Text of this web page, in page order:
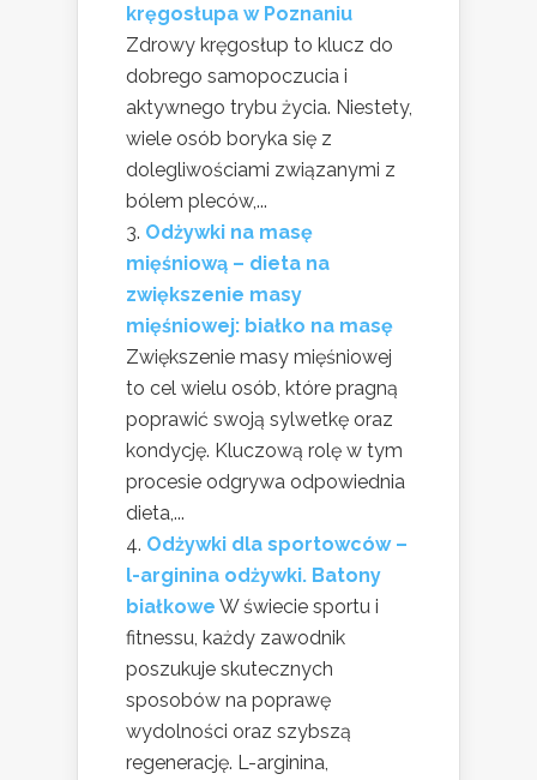
kręgosłupa w Poznaniu
Zdrowy kręgosłup to klucz do
dobrego samopoczucia i
aktywnego trybu życia. Niestety,
wiele osób boryka się z
dolegliwościami związanymi z
bólem pleców,...
Odżywki na masę
mięśniową – dieta na
zwiększenie masy
mięśniowej: białko na masę
Zwiększenie masy mięśniowej
to cel wielu osób, które pragną
poprawić swoją sylwetkę oraz
kondycję. Kluczową rolę w tym
procesie odgrywa odpowiednia
dieta,...
Odżywki dla sportowców –
l-arginina odżywki. Batony
białkowe W świecie sportu i
fitnessu, każdy zawodnik
poszukuje skutecznych
sposobów na poprawę
wydolności oraz szybszą
regenerację. L-arginina,